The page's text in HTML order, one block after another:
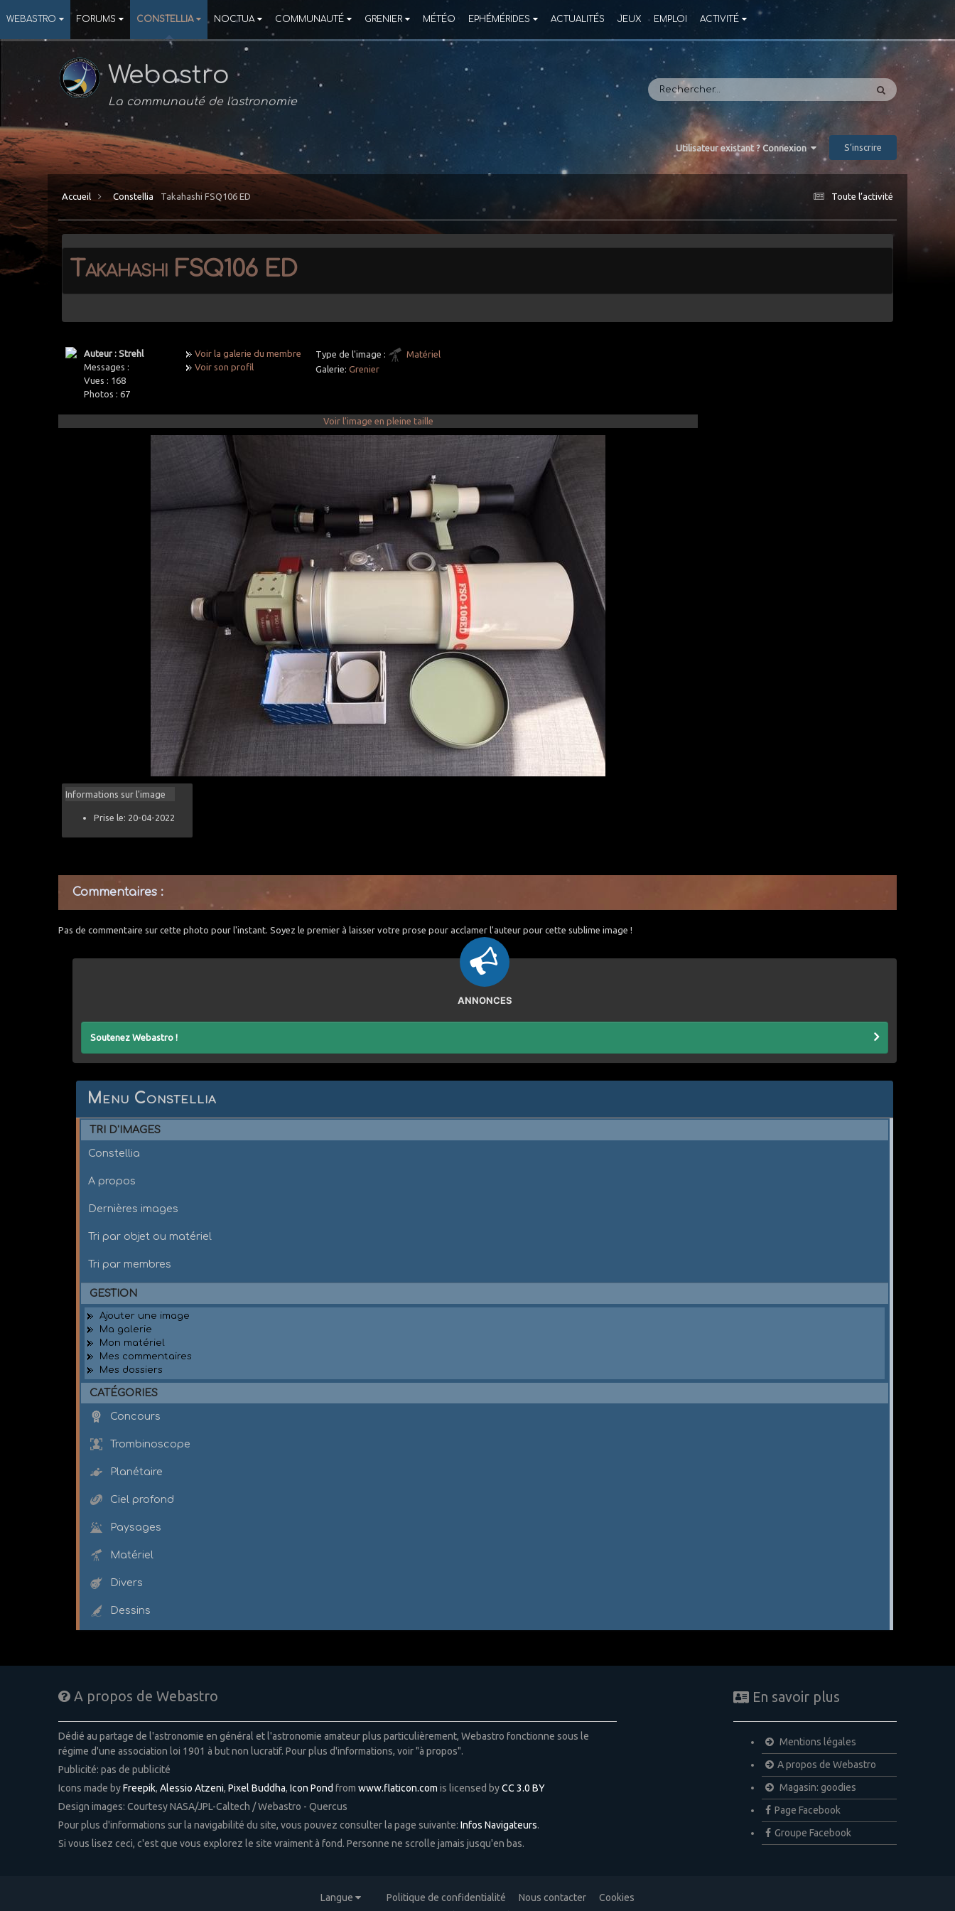
WEBASTRO FORUMS CONSTELLIA NOCTUA COMMUNAUTÉ GRENIER MÉTÉO EPHÉMÉRIDES ACTUALITÉS JEUX EMPLOI ACTIVITÉ
Webastro
La communauté de l'astronomie
Utilisateur existant ? Connexion S’inscrire
Toute l’activité
Accueil Constellia Takahashi FSQ106 ED
Takahashi FSQ106 ED
Auteur : Strehl
Messages :
Vues : 168
Photos :67
Voir la galerie du membre
Voir son profil
Type de l'image :
Matériel
Galerie:Grenier
Voir l'image en pleine taille
Informations sur l'image
Prise le: 20-04-2022
Commentaires :
Pas de commentaire sur cette photo pour l'instant. Soyez le premier à laisser votre prose pour acclamer l'auteur pour cette sublime image !
ANNONCES
Soutenez Webastro !
Menu Constellia
TRI D'IMAGES
Constellia
A propos
Dernières images
Tri par objet ou matériel
Tri par membres
GESTION
Ajouter une image
Ma galerie
Mon matériel
Mes commentaires
Mes dossiers
CATÉGORIES
Concours
Trombinoscope
Planétaire
Ciel profond
Paysages
Matériel
Divers
Dessins
A propos de Webastro
Dédié au partage de l'astronomie en général et l'astronomie amateur plus particulièrement, Webastro fonctionne sous le
régime d'une association loi 1901 à but non lucratif. Pour plus d'informations, voir "à propos".
Publicité: pas de publicité
Icons made byFreepik, Alessio Atzeni, Pixel Buddha, Icon Pond from www.flaticon.com is licensed byCC 3.0 BY
Design images: Courtesy NASA/JPL-Caltech / Webastro - Quercus
Pour plus d'informations sur la navigabilité du site, vous pouvez consulter la page suivante: Infos Navigateurs.
Si vous lisez ceci, c'est que vous explorez le site vraiment à fond. Personne ne scrolle jamais jusqu'en bas.
En savoir plus
Mentions légales
A propos de Webastro
Magasin: goodies
Page Facebook
Groupe Facebook
Langue Politique de confidentialité Nous contacter Cookies